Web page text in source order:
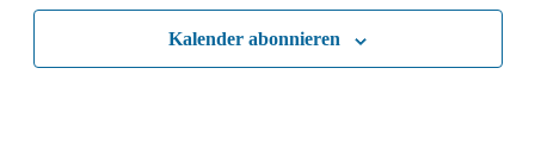
Kalender abonnieren